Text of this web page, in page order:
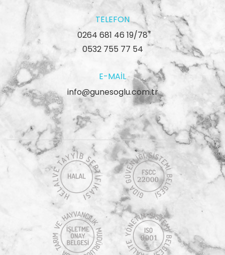
TELEFON
0264 681 46 19/78
0532 755 77 54
E-MAIL
info@gunesoglu.com.tr